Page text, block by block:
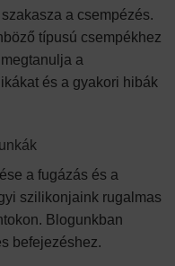
szakasza a csempézés.
típusú csempékhez
a
és a gyakori hibák
a fugázás és a
szilikonjaink rugalmas
Blogunkban
befejezéshez.